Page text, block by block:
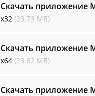
Скачать приложение
x32 (23.73 МБ)
Скачать приложение
x64 (23.62 МБ)
Скачать приложение